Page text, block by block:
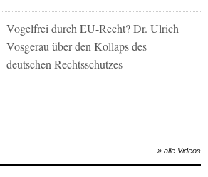
Vogelfrei durch EU-Recht? Dr. Ulrich
Vosgerau über den Kollaps des
deutschen Rechtsschutzes
» alle Videos